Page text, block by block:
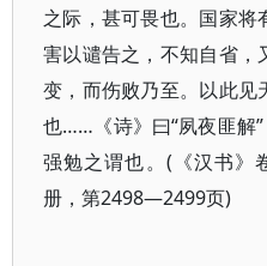
之际，甚可畏也。国家将
害以谴告之，不知自省，
变，而伤败乃至。以此见
也……《诗》曰“夙夜匪解
强勉之谓也。(《汉书》
册，第2498—2499页)